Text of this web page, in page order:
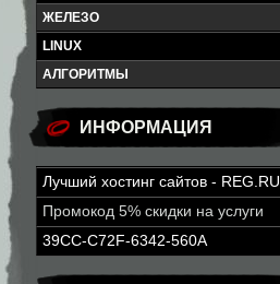
ЖЕЛЕЗО
LINUX
АЛГОРИТМЫ
ИНФОРМАЦИЯ
Лучший хостинг сайтов - REG.RU
Промокод 5% скидки на услуги
39CC-C72F-6342-560A